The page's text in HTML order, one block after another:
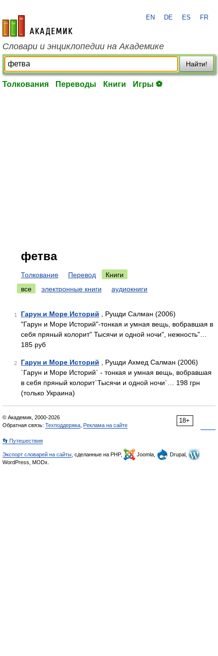
academic.ru
EN DE ES FR
Словари и энциклопедии на Академике
Найти!
Толкования Переводы Книги Игры ⚽
фетва
Толкование Перевод
Книги
все
электронные книги аудиокниги
1 Гарун и Море Историй , Рушди Салман (2006)
"Гарун и Море Историй"-тонкая и умная вещь, вобравшая в
себя пряный колорит" Тысячи и одной ночи", нежность"…
185 руб
2 Гарун и Море Историй , Рушди Ахмед Салман (2006)
`Гарун и Море Историй` - тонкая и умная вещь, вобравшая
в себя пряный колорит`Тысячи и одной ночи`… 198 грн
(только Украина)
18+
© Академик, 2000-2026
Обратная связь: Техподдержка Реклама на сайте
👣 Путешествия
Экспорт словарей на сайты , сделанные на PHP, Joomla,
Drupal,
WordPress, MODx.